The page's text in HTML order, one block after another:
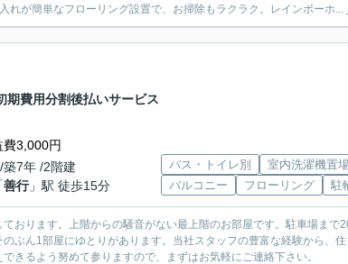
れが簡単なフローリング設置で、お掃除もラクラク。レインボーホ...
費用分割後払いサービス
3,000円
7年 /2階建
善行」駅 徒歩15分
バス・トイレ別 室内洗濯機置
バルコニー
フローリング 駐
おります。上階からの騒音がない最上階のお部屋です。駐車場まで
ぶん1部屋にゆとりがあります。当社スタッフの豊富な経験から、
きるよう努めて参りますので、まずはお気軽にご連絡下さい。